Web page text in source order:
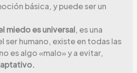
básica, y puede ser un
miedo es universal, es una
ser humano, existe en todas las
es algo «malo» y a evitar,